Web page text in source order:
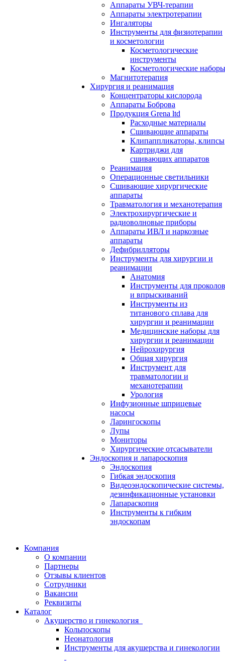
Аппараты УВЧ-терапии
Аппараты электротерапии
Ингаляторы
Инструменты для физиотерапии
и косметологии
Косметологические
инструменты
Косметологические наборы
Магнитотерапия
Хирургия и реанимация
Концентраторы кислорода
Аппараты Боброва
Продукция Grena ltd
Расходные материалы
Сшивающие аппараты
Клипаппликаторы, клипсы
Картриджи для
сшивающих аппаратов
Реанимация
Операционные светильники
Сшивающие хирургические
аппараты
Травматология и механотерапия
Электрохирургические и
радиоволновые приборы
Аппараты ИВЛ и наркозные
аппараты
Дефибрилляторы
Инструменты для хирургии и
реанимации
Анатомия
Инструменты для проколов
и впрыскиваний
Инструменты из
титанового сплава для
хирургии и реанимации
Медицинские наборы для
хирургии и реанимации
Нейрохирургия
Общая хирургия
Инструмент для
травматологии и
механотерапии
Урология
Инфузионные шприцевые
насосы
Ларингоскопы
Лупы
Мониторы
Хирургические отсасыватели
Эндоскопия и лапароскопия
Эндоскопия
Гибкая эндоскопия
Видеоэндоскопические системы,
дезинфикационные установки
Лапараскопия
Инструменты к гибким
эндоскопам
Компания
О компании
Партнеры
Отзывы клиентов
Сотрудники
Вакансии
Реквизиты
Каталог
Акушерство и гинекология
Кольпоскопы
Неонатология
Инструменты для акушерства и гинекологии